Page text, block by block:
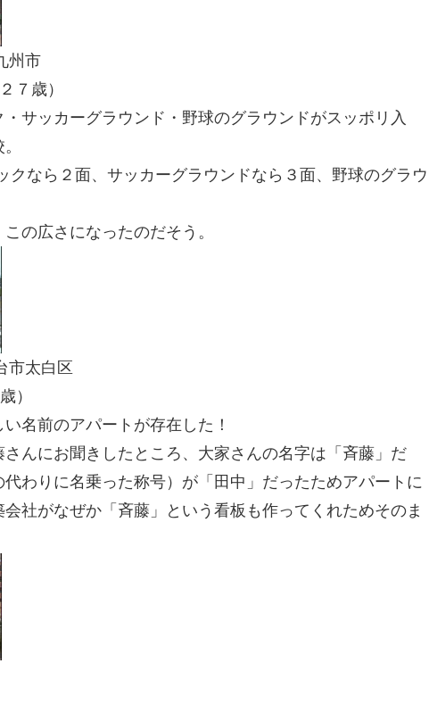
州市
７歳）
サッカーグラウンド・野球のグラウンドがスッポリ入
クなら２面、サッカーグラウンドなら３面、野球のグラウ
の広さになったのだそう。
市太白区
）
い名前のアパート が存在した！
んにお聞きしたところ、大家さんの名字は「斉藤」だ
わりに名乗った称号）が「田中」だったためアパートに
社がなぜか「斉藤」という看板も作ってくれためそのま